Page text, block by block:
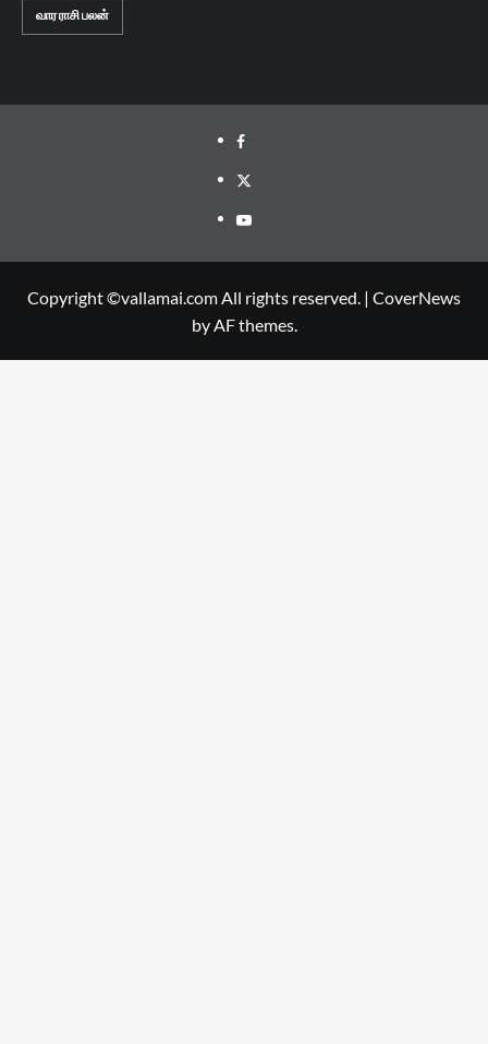
வார ராசி பலன்
Facebook
Twitter
Youtube
Copyright ©vallamai.com All rights reserved. | CoverNews
by AF themes.